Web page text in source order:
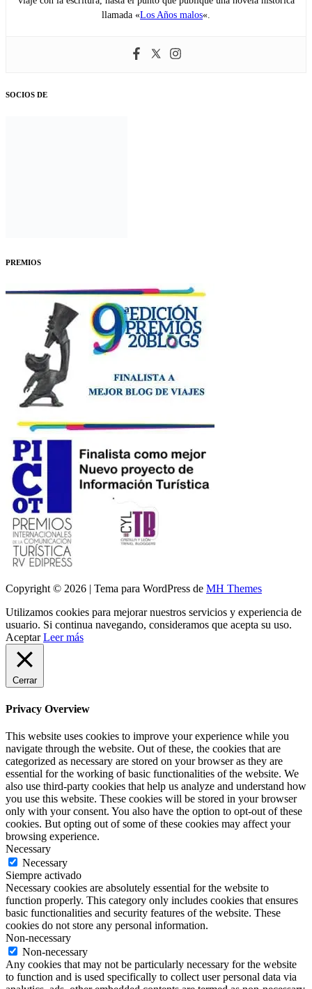
llamada «Los Años malos«.
SOCIOS DE
PREMIOS
Copyright © 2026 | Tema para WordPress de MH Themes
Utilizamos cookies para mejorar nuestros servicios y experiencia de
usuario. Si continua navegando, consideramos que acepta su uso.
Aceptar Leer más
Cerrar
Privacy Overview
This website uses cookies to improve your experience while you
navigate through the website. Out of these, the cookies that are
categorized as necessary are stored on your browser as they are
essential for the working of basic functionalities of the website. We
also use third-party cookies that help us analyze and understand how
you use this website. These cookies will be stored in your browser
only with your consent. You also have the option to opt-out of these
cookies. But opting out of some of these cookies may affect your
browsing experience.
Necessary
Necessary
Siempre activado
Necessary cookies are absolutely essential for the website to
function properly. This category only includes cookies that ensures
basic functionalities and security features of the website. These
cookies do not store any personal information.
Non-necessary
Non-necessary
Any cookies that may not be particularly necessary for the website
to function and is used specifically to collect user personal data via